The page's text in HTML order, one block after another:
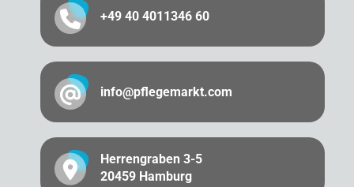
+49 40 4011346 60
info@pflegemarkt.com
Herrengraben 3-5
20459 Hamburg